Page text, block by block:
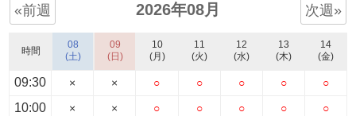
«前週 2026年08月 次週»
時間
09:30
10:00
08
(土)
×
×
09
(日)
×
×
10
(月)
○
○
11
(火)
○
○
12
(水)
○
○
13
(木)
○
○
14
(金)
○
○